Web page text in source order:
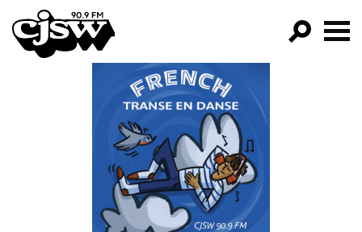
CJSW
PROGRAMS
EPISODES
NEWS